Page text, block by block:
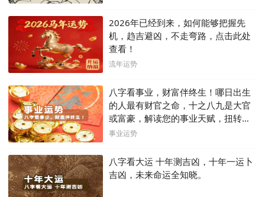
2026年已经到来，如何能够把握先
机，趋吉避凶，不走弯路，点击此处
查看！
流年运势
八字看事业，财富伴终生！哪日出生
的人最有财官之命，十之八九是大官
或富豪，解读您的事业天赋，扭转当
下不利困局！！
事业运势
八字看大运 十年测吉凶，十年一运卜
吉凶，未来命运全知晓。